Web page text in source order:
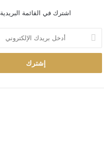
اشترك في القائمة البريدية
خ
ب